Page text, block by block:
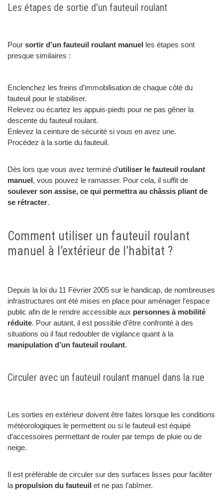
Les étapes de sortie d’un fauteuil roulant
Pour sortir d’un fauteuil roulant manuel les étapes sont
presque similaires :
Enclenchez les freins d’immobilisation de chaque côté du
fauteuil pour le stabiliser.
Relevez ou écartez les appuis-pieds pour ne pas gêner la
descente du fauteuil roulant.
Enlevez la ceinture de sécurité si vous en avez une.
Procédez à la sortie du fauteuil.
Dès lors que vous avez terminé d’utiliser le fauteuil roulant
manuel, vous pouvez le ramasser. Pour cela, il suffit de
soulever son assise, ce qui permettra au châssis pliant de
se rétracter.
Comment utiliser un fauteuil roulant
manuel à l’extérieur de l’habitat ?
Depuis la loi du 11 Février 2005 sur le handicap, de nombreuses
infrastructures ont été mises en place pour aménager l’espace
public afin de le rendre accessible aux personnes à mobilité
réduite. Pour autant, il est possible d’être confronté à des
situations où il faut redoubler de vigilance quant à la
manipulation d’un fauteuil roulant.
Circuler avec un fauteuil roulant manuel dans la rue
Les sorties en extérieur doivent être faites lorsque les conditions
météorologiques le permettent ou si le fauteuil est équipé
d’accessoires permettant de rouler par temps de pluie ou de
neige.
Il est préférable de circuler sur des surfaces lisses pour faciliter
la propulsion du fauteuil et ne pas l’abîmer.